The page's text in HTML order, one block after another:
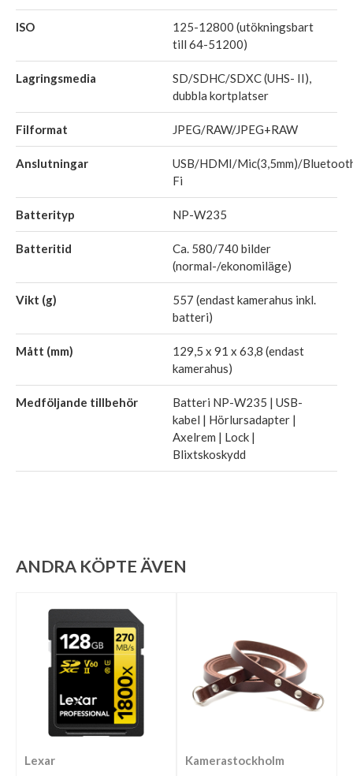
ISO
125-12800 (utökningsbart
till 64-51200)
Lagringsmedia
SD/SDHC/SDXC (UHS- II),
dubbla kortplatser
Filformat JPEG/RAW/JPEG+RAW
Anslutningar
USB/HDMI/Mic(3,5mm)/
Fi
Batterityp NP-W235
Batteritid
Ca. 580/740 bilder
(normal-/ekonomiläge)
Vikt (g)
557 (endast kamerahus inkl.
batteri)
Mått (mm)
129,5 x 91 x 63,8 (endast
kamerahus)
Medföljande tillbehör
Batteri NP-W235 | USB-
kabel | Hörlursadapter |
Axelrem | Lock |
Blixtskoskydd
ANDRA KÖPTE ÄVEN
Lexar Kamerastockholm